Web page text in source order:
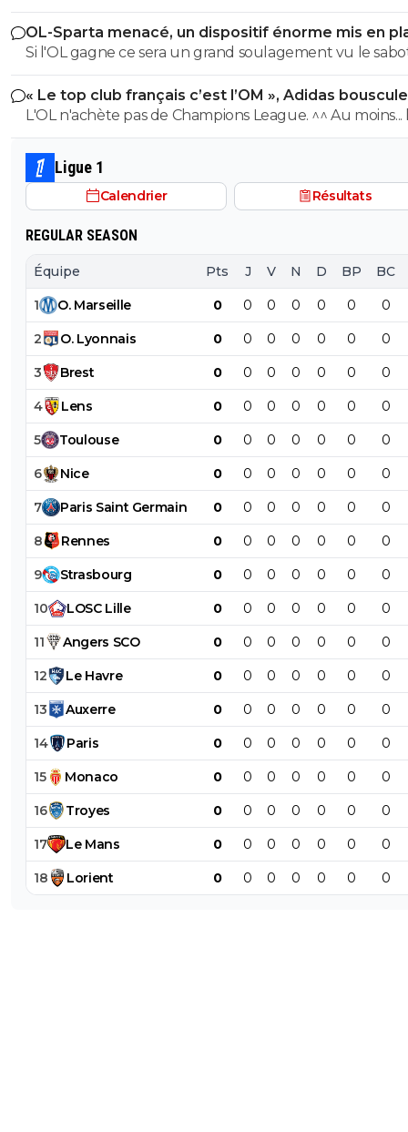
OL-Sparta menacé, un dispositif énorme mis en
Si l'OL gagne ce sera un grand soulagement vu le
incroyable du farfelu sans froc Fonseca au match allé.
perd ce sera aussi une grande victoire et une énorme
délivrance avec un possible licenciement de ce clown.
« Le top club français c’est l’OM », Adidas
PSG
L'OL n'achète pas de Champions League. ^^ Au moins... l'OM a
un point commun avec le PSG. Mdr Adidas ne se trompe pas
avec l'OL qui est une valeur sûre... contrairement à
Ligue 1
Calendrier Résultats
REGULAR SEASON
Équipe Pts J V N D BP BC
1 O. Marseille 0 0 0 0 0 0 0
2 O. Lyonnais 0 0 0 0 0 0 0
3 Brest 0 0 0 0 0 0 0
4 Lens 0 0 0 0 0 0 0
5 Toulouse 0 0 0 0 0 0 0
6 Nice 0 0 0 0 0 0 0
7 Paris Saint Germain 0 0 0 0 0 0 0
8 Rennes 0 0 0 0 0 0 0
9 Strasbourg 0 0 0 0 0 0 0
10 LOSC Lille 0 0 0 0 0 0 0
11 Angers SCO 0 0 0 0 0 0 0
12 Le Havre 0 0 0 0 0 0 0
13 Auxerre 0 0 0 0 0 0 0
14 Paris 0 0 0 0 0 0 0
15 Monaco 0 0 0 0 0 0 0
16 Troyes 0 0 0 0 0 0 0
17 Le Mans 0 0 0 0 0 0 0
18 Lorient 0 0 0 0 0 0 0